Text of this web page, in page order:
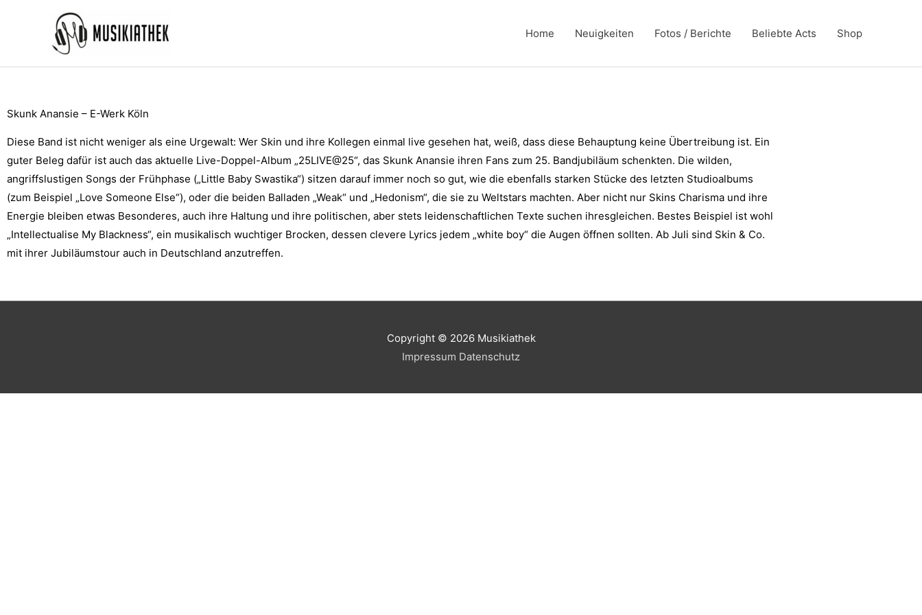
Home Neuigkeiten Fotos / Berichte Beliebte Acts Shop
Skunk Anansie – E-Werk Köln
Diese Band ist nicht weniger als eine Urgewalt: Wer Skin und ihre Kollegen einmal live gesehen hat, weiß, dass diese Behauptung keine Übertreibung ist. Ein
guter Beleg dafür ist auch das aktuelle Live-Doppel-Album „25LIVE@25“, das Skunk Anansie ihren Fans zum 25. Bandjubiläum schenkten. Die wilden,
angriffslustigen Songs der Frühphase („Little Baby Swastika“) sitzen darauf immer noch so gut, wie die ebenfalls starken Stücke des letzten Studioalbums
(zum Beispiel „Love Someone Else“), oder die beiden Balladen „Weak“ und „Hedonism“, die sie zu Weltstars machten. Aber nicht nur Skins Charisma und ihre
Energie bleiben etwas Besonderes, auch ihre Haltung und ihre politischen, aber stets leidenschaftlichen Texte suchen ihresgleichen. Bestes Beispiel ist wohl
„Intellectualise My Blackness“, ein musikalisch wuchtiger Brocken, dessen clevere Lyrics jedem „white boy“ die Augen öffnen sollten. Ab Juli sind Skin & Co.
mit ihrer Jubiläumstour auch in Deutschland anzutreffen.
Copyright © 2026 Musikiathek
Impressum Datenschutz